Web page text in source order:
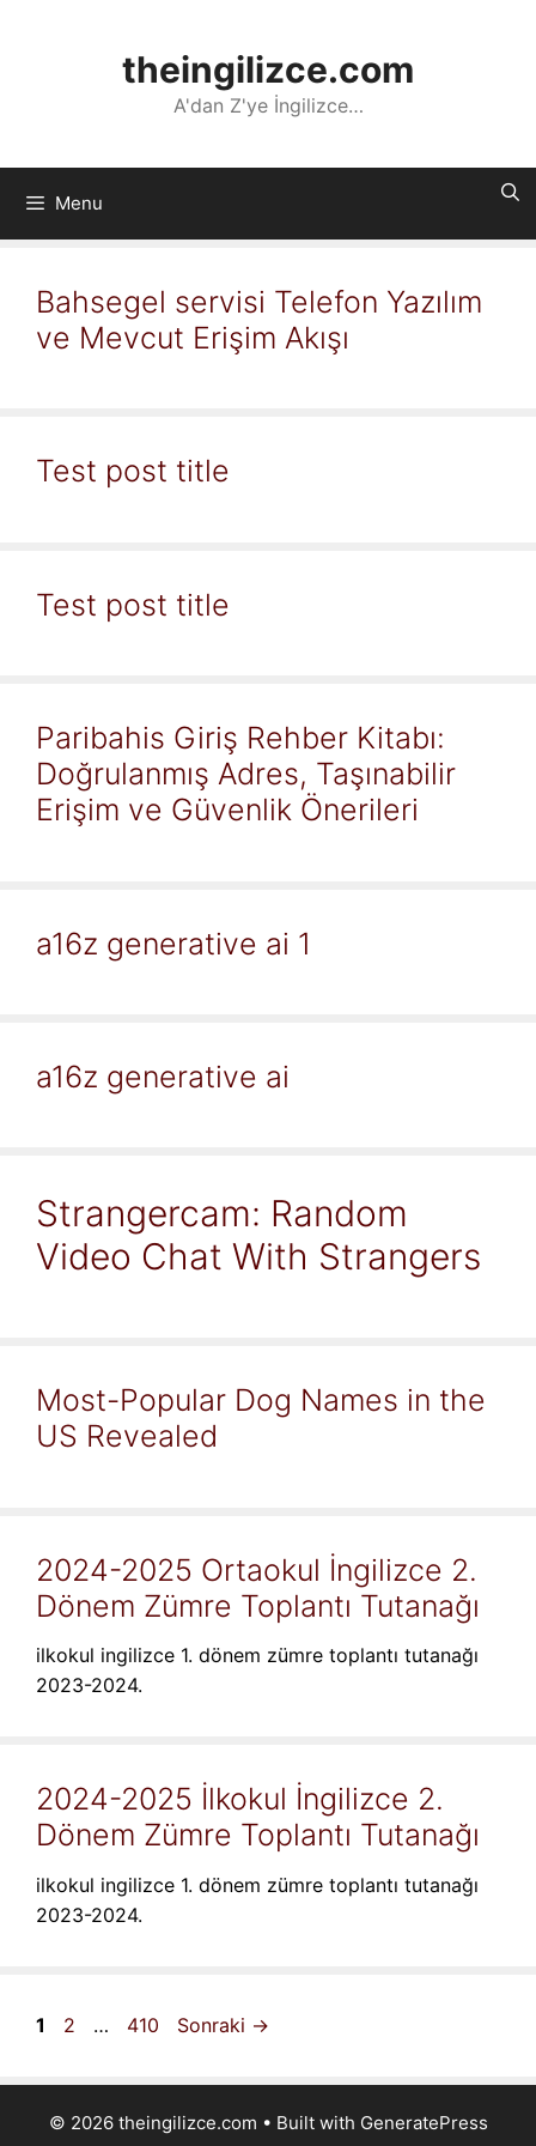
theingilizce.com
A'dan Z'ye İngilizce…
Menu
Bahsegel servisi Telefon Yazılım
ve Mevcut Erişim Akışı
Test post title
Test post title
Paribahis Giriş Rehber Kitabı:
Doğrulanmış Adres, Taşınabilir
Erişim ve Güvenlik Önerileri
a16z generative ai 1
a16z generative ai
Strangercam: Random
Video Chat With Strangers
Most-Popular Dog Names in the
US Revealed
2024-2025 Ortaokul İngilizce 2.
Dönem Zümre Toplantı Tutanağı
ilkokul ingilizce 1. dönem zümre toplantı tutanağı
2023-2024.
2024-2025 İlkokul İngilizce 2.
Dönem Zümre Toplantı Tutanağı
ilkokul ingilizce 1. dönem zümre toplantı tutanağı
2023-2024.
Sayfa
1 Sayfa
2 … Sayfa
410 Sonraki →
© 2026 theingilizce.com • Built with GeneratePress